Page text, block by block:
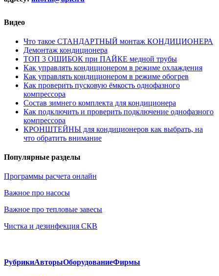
Видео
Что такое СТАНДАРТНЫЙ монтаж КОНДИЦИОНЕРА
Демонтаж кондиционера
ТОП 3 ОШИБОК при ПАЙКЕ медной трубы
Как управлять кондиционером в режиме охлаждения
Как управлять кондиционером в режиме обогрев
Как проверить пусковую ёмкость однофазного
компрессора
Состав зимнего комплекта для кондиционера
Как подключить и проверить подключение однофазного
компрессора
КРОНШТЕЙНЫ для кондиционеров как выбрать, на
что обратить внимание
Популярные разделы
Программы расчета онлайн
Важное про насосы
Важное про тепловые завесы
Чистка и дезинфекция СКВ
РубрикиАвторыОборудованиеФирмы